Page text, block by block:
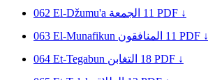
062 El-Džumu'a الجمعة 11 PDF ↓
063 El-Munafikun المنافقون 11 PDF ↓
064 Et-Tegabun التغابن 18 PDF ↓